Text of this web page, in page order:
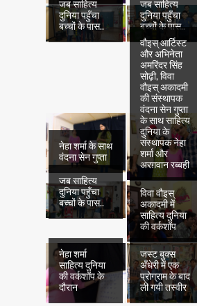
जब साहित्य
दुनिया पहुँचा
बच्चों के पास..
जब साहित्य
दुनिया पहुँचा
बच्चों के पास..
नेहा शर्मा के साथ
वंदना सेन गुप्ता
वौइस् आर्टिस्ट
और अभिनेता
अमरिंदर सिंह
सोढ़ी, विवा
वौइस् अकादमी
की संस्थापक
वंदना सेन गुप्ता
के साथ साहित्य
दुनिया के
संस्थापक नेहा
शर्मा और
अरग़वान रब्बही
जब साहित्य
दुनिया पहुँचा
बच्चों के पास..
विवा वौइस्
अकादमी में
साहित्य दुनिया
की वर्कशॉप
नेहा शर्मा
साहित्य दुनिया
की वर्कशॉप के
दौरान
जस्ट बुक्स
अँधेरी में एक
प्रोग्राम के बाद
ली गयी तस्वीर